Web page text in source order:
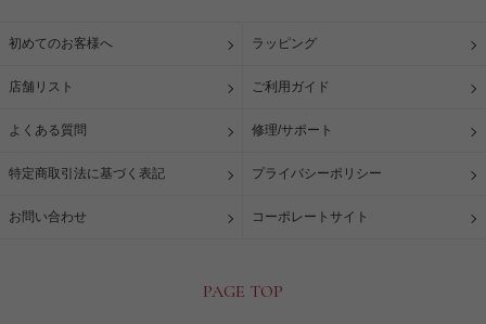
初めてのお客様へ ラッピング
店舗リスト ご利用ガイド
よくある質問 修理/サポート
特定商取引法に基づく表記 プライバシーポリシー
お問い合わせ コーポレートサイト
PAGE TOP